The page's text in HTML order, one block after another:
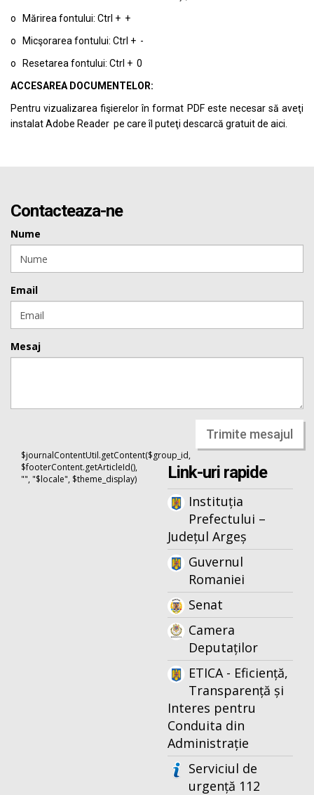
o Mărirea fontului: Ctrl + +
o Micşorarea fontului: Ctrl + -
o Resetarea fontului: Ctrl + 0
ACCESAREA DOCUMENTELOR:
Pentru vizualizarea fişierelor în format PDF este necesar să aveţi
instalat Adobe Reader pe care îl puteţi descarcă gratuit de aici.
Contacteaza-ne
Nume
Email
Mesaj
Trimite mesajul
$journalContentUtil.getContent($group_id,
$footerContent.getArticleId(),
"", "$locale", $theme_display)
Link-uri rapide
Instituția
Prefectului –
Județul Argeș
Guvernul
Romaniei
Senat
Camera
Deputaților
ETICA - Eficiență,
Transparență și
Interes pentru
Conduita din
Administrație
Serviciul de
urgență 112